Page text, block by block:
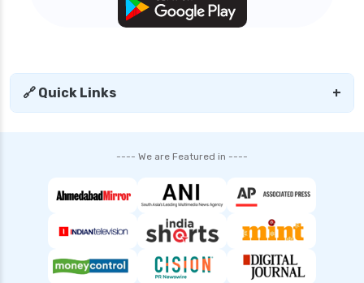
🔗 Quick Links +
---- We are Featured in ----